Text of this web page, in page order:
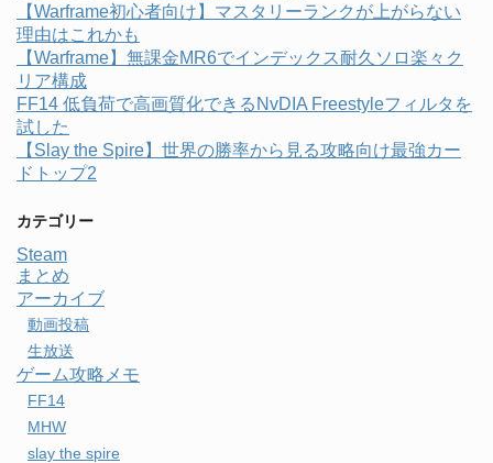
【Warframe初心者向け】マスタリーランクが上がらない
理由はこれかも
【Warframe】無課金MR6でインデックス耐久ソロ楽々ク
リア構成
FF14 低負荷で高画質化できるNvDIA Freestyleフィルタを
試した
【Slay the Spire】世界の勝率から見る攻略向け最強カー
ドトップ2
カテゴリー
Steam
まとめ
アーカイブ
動画投稿
生放送
ゲーム攻略メモ
FF14
MHW
slay the spire